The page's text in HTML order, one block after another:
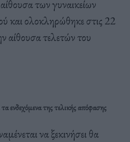
των γυναικείων
ολοκληρώθηκε στις 22
τελετών του
ενδεχόμενα της τελικής απόφασης
να ξεκινήσει θα